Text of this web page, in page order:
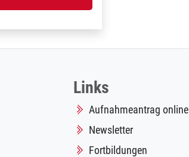
Links
Aufnahmeantrag online
Newsletter
Fortbildungen